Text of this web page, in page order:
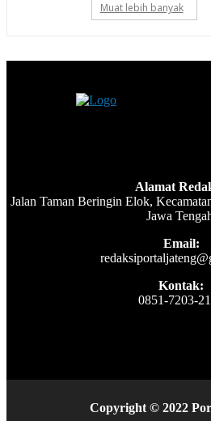
Muat lebih banyak
Alamat
Jalan Taman Beringin Elok,
Jawa
Email:
Kontak:
0851-7203-
Copyright © 2022